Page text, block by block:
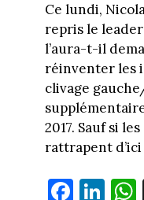
Ce lundi,
repris le
l’aura-t-il
réinventer les
clivage
2017. Sauf si
rattrapent d’ici
Fa Li